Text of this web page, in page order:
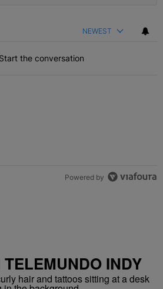
NEWEST
Start the conversation
Powered by
INDY